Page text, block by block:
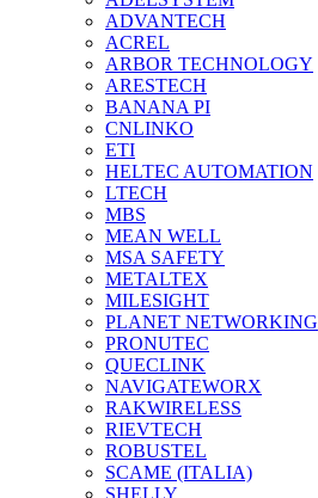
ADVANTECH
ACREL
ARBOR TECHNOLOGY
ARESTECH
BANANA PI
CNLINKO
ETI
HELTEC AUTOMATION
LTECH
MBS
MEAN WELL
MSA SAFETY
METALTEX
MILESIGHT
PLANET NETWORKING
PRONUTEC
QUECLINK
NAVIGATEWORX
RAKWIRELESS
RIEVTECH
ROBUSTEL
SCAME (ITALIA)
SHELLY